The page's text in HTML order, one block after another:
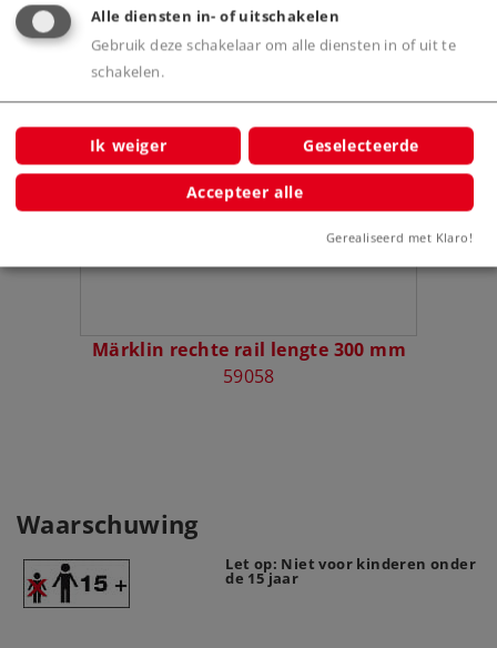
Bijbehorende producten
mm
Märklin rechte rail lengte 300 mm
59058
Waarschuwing
Let op: Niet voor kinderen onder
de 15 jaar
Alle diensten in- of uitschakelen
Gebruik deze schakelaar om alle diensten in of uit te
schakelen.
Ik weiger Geselecteerde
Accepteer alle
Gerealiseerd met Klaro!